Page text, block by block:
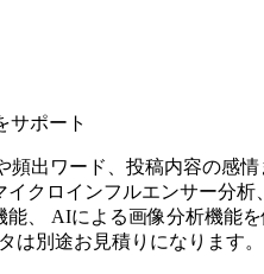
サポート
出ワード、投稿内容の感
クロインフルエンサー分
、 AIによる画像分析機能
別途お見積りになります。